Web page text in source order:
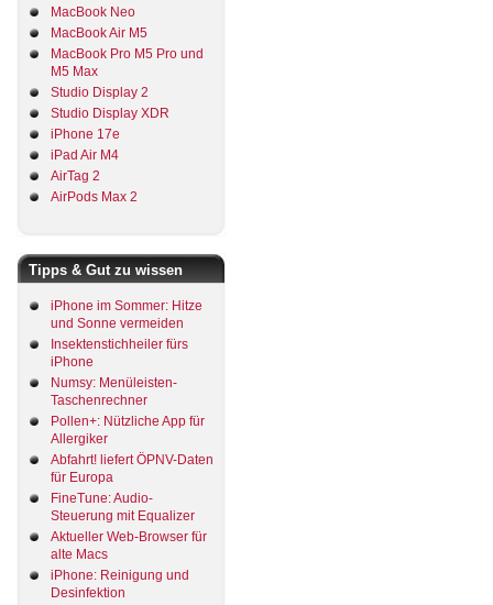
MacBook Neo
MacBook Air M5
MacBook Pro M5 Pro und
M5 Max
Studio Display 2
Studio Display XDR
iPhone 17e
iPad Air M4
AirTag 2
AirPods Max 2
Tipps & Gut zu wissen
iPhone im Sommer: Hitze
und Sonne vermeiden
Insektenstichheiler fürs
iPhone
Numsy: Menüleisten-
Taschenrechner
Pollen+: Nützliche App für
Allergiker
Abfahrt! liefert ÖPNV-Daten
für Europa
FineTune: Audio-
Steuerung mit Equalizer
Aktueller Web-Browser für
alte Macs
iPhone: Reinigung und
Desinfektion